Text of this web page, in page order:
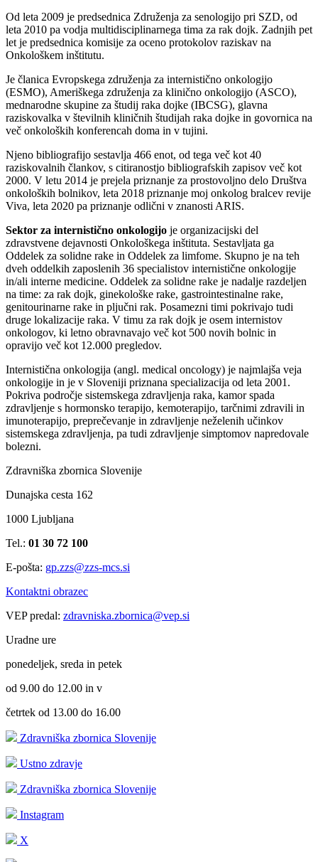
Od leta 2009 je predsednica Združenja za senologijo pri SZD, od
leta 2010 pa vodja multidisciplinarnega tima za rak dojk. Zadnjih pet
let je predsednica komisije za oceno protokolov raziskav na
Onkološkem inštitutu.
Je članica Evropskega združenja za internistično onkologijo
(ESMO), Ameriškega združenja za klinično onkologijo (ASCO),
mednarodne skupine za študij raka dojke (IBCSG), glavna
raziskovalka v številnih kliničnih študijah raka dojke in govornica na
več onkoloških konferencah doma in v tujini.
Njeno bibliografijo sestavlja 466 enot, od tega več kot 40
raziskovalnih člankov, s citiranostjo bibliografskih zapisov več kot
2000. V letu 2014 je prejela priznanje za prostovoljno delo Društva
onkoloških bolnikov, leta 2018 priznanje moj onkolog bralcev revije
Viva, leta 2020 pa priznanje odlični v znanosti ARIS.
Sektor za internistično onkologijo je organizacijski del
zdravstvene dejavnosti Onkološkega inštituta. Sestavljata ga
Oddelek za solidne rake in Oddelek za limfome. Skupno je na teh
dveh oddelkih zaposlenih 36 specialistov internistične onkologije
in/ali interne medicine. Oddelek za solidne rake je nadalje razdeljen
na time: za rak dojk, ginekološke rake, gastrointestinalne rake,
genitourinarne rake in pljučni rak. Posamezni timi pokrivajo tudi
druge lokalizacije raka. V timu za rak dojk je osem internistov
onkologov, ki letno obravnavajo več kot 500 novih bolnic in
opravijo več kot 12.000 pregledov.
Internistična onkologija (angl. medical oncology) je najmlajša veja
onkologije in je v Sloveniji priznana specializacija od leta 2001.
Pokriva področje sistemskega zdravljenja raka, kamor spada
zdravljenje s hormonsko terapijo, kemoterapijo, tarčnimi zdravili in
imunoterapijo, preprečevanje in zdravljenje neželenih učinkov
sistemskega zdravljenja, pa tudi zdravljenje simptomov napredovale
bolezni.
Zdravniška zbornica Slovenije
Dunajska cesta 162
1000 Ljubljana
Tel.: 01 30 72 100
E-pošta: gp.zzs@zzs-mcs.si
Kontaktni obrazec
VEP predal: zdravniska.zbornica@vep.si
Uradne ure
ponedeljek, sreda in petek
od 9.00 do 12.00 in v
četrtek od 13.00 do 16.00
Zdravniška zbornica Slovenije
Ustno zdravje
Zdravniška zbornica Slovenije
Instagram
X